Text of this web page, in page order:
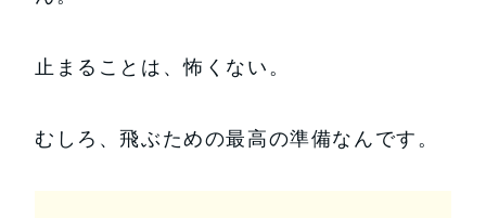
止まることは、怖くない。
むしろ、飛ぶための最高の準備なんです。